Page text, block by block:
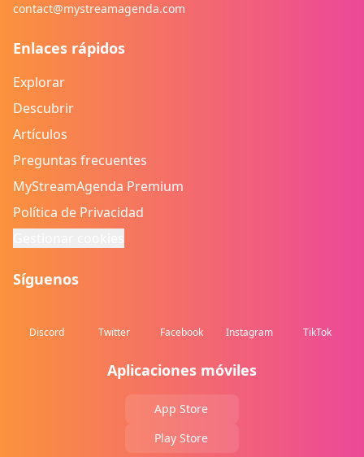
contact@mystreamagenda.com
Enlaces rápidos
Explorar
Descubrir
Artículos
Preguntas frecuentes
MyStreamAgenda Premium
Política de Privacidad
Síguenos
Discord Twitter Facebook Instagram TikTok
Aplicaciones móviles
App Store
Play Store